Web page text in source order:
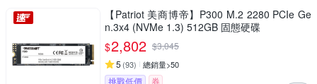
【Patriot 美商博帝】P300 M.2 2280 PCIe Ge
n.3x4 (NVMe 1.3) 512GB 固態硬碟
$2,802 $3,045
5 (93) 總銷量>50
挑戰低價 券